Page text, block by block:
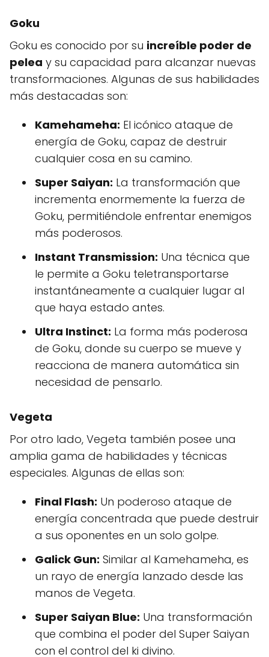
Goku
Goku es conocido por su increíble poder de
pelea y su capacidad para alcanzar nuevas
transformaciones. Algunas de sus habilidades
más destacadas son:
Kamehameha: El icónico ataque de
energía de Goku, capaz de destruir
cualquier cosa en su camino.
Super Saiyan: La transformación que
incrementa enormemente la fuerza de
Goku, permitiéndole enfrentar enemigos
más poderosos.
Instant Transmission: Una técnica que
le permite a Goku teletransportarse
instantáneamente a cualquier lugar al
que haya estado antes.
Ultra Instinct: La forma más poderosa
de Goku, donde su cuerpo se mueve y
reacciona de manera automática sin
necesidad de pensarlo.
Vegeta
Por otro lado, Vegeta también posee una
amplia gama de habilidades y técnicas
especiales. Algunas de ellas son:
Final Flash: Un poderoso ataque de
energía concentrada que puede destruir
a sus oponentes en un solo golpe.
Galick Gun: Similar al Kamehameha, es
un rayo de energía lanzado desde las
manos de Vegeta.
Super Saiyan Blue: Una transformación
que combina el poder del Super Saiyan
con el control del ki divino.